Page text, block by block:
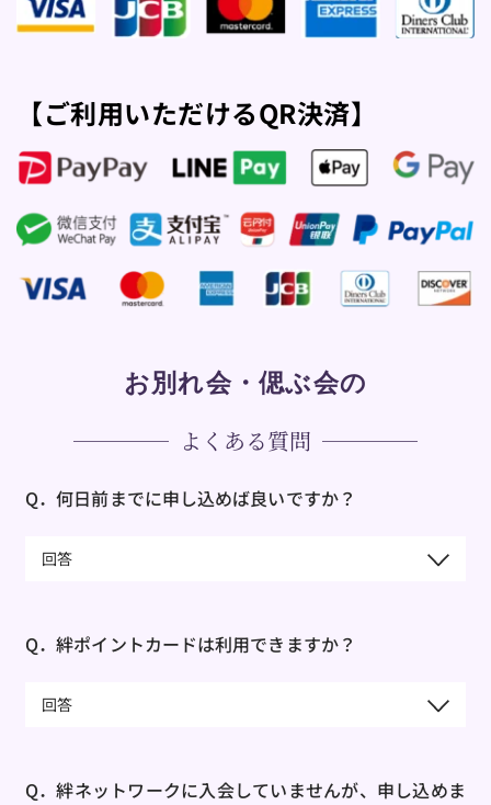
【ご利用いただけるQR決済】
お別れ会・偲ぶ会の
よくある質問
Q．何日前までに申し込めば良いですか？
回答
って準備期間が異なりますので、まずはおおすみ会
館までご相談ください。
Q．絆ポイントカードは利用できますか？
回答
Q．絆ネットワークに入会していませんが、申し込めま